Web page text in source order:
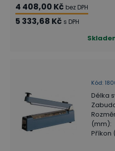
4 408,00 Kč bez DPH
5 333,68 Kč s DPH
Kód:
Délka
(mm):
Příkon